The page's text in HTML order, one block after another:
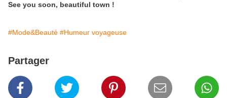
See you soon, beautiful town !
#Mode&Beauté #Humeur voyageuse
Partager